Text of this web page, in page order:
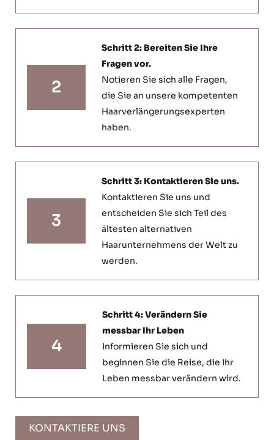
2
Schritt 2: Bereiten Sie Ihre
Fragen vor.
Notieren Sie sich alle Fragen,
die Sie an unsere kompetenten
Haarverlängerungsexperten
haben.
3
Schritt 3: Kontaktieren Sie uns.
Kontaktieren Sie uns und
entscheiden Sie sich Teil des
ältesten alternativen
Haarunternehmens der Welt zu
werden.
4
Schritt 4: Verändern Sie
messbar Ihr Leben
Informieren Sie sich und
beginnen Sie die Reise, die Ihr
Leben messbar verändern wird.
KONTAKTIERE UNS